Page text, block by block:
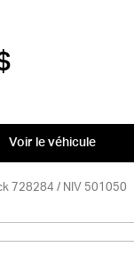
Voir le véhicule
728284 / NIV 501050